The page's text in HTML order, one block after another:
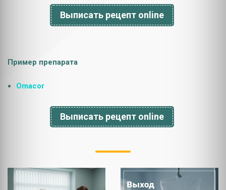
Выписать рецепт online
Пример препарата
Omacor
Выписать рецепт online